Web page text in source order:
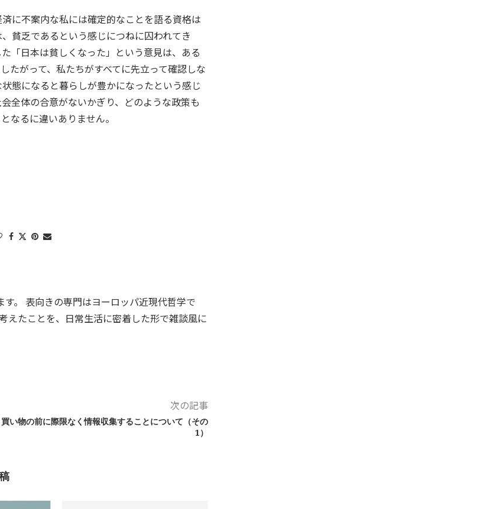
に不案内な私には確定的なことを語る資格は
貧乏であるという感じにつねに囚われてき
「日本は貧しくなった」という意見は、ある
たがって、私たちがすべてに先立って確認しな
態になると暮らしが豊かになったという感じ
全体の合意がないかぎり、どのような政策も
なるに違いありません。
。 表向きの専門はヨーロッパ近現代哲学で
えたことを、日常生活に密着した形で雑談風に
次の記事
買い物の前に際限なく情報収集することについて（その
1）